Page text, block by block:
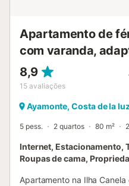
Apartamento de
com varanda,
8,9
15 avaliações
Ayamonte, Costa de la
5 pess. 2 quartos 80 m²
Internet, Estacionamento,
Roupas de cama,
Apartamento na Ilha